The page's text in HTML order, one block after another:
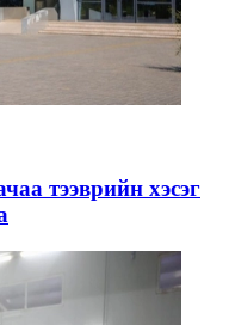
тээврийн хэсэг